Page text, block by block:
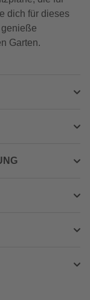
dich für dieses
Garten.